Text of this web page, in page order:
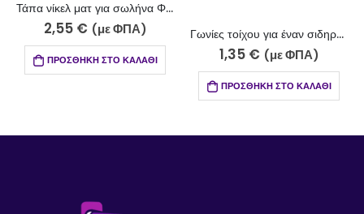
Τάπα νίκελ ματ για σωλήνα Φ20 Κ56-2010
2,55 € (με ΦΠΑ)
ΠΡΟΣΘΉΚΗ ΣΤΟ ΚΑΛΆΘΙ
Γωνίες τοίχου για έναν σιδηρόδρομο 055/1
1,35 € (με ΦΠΑ)
ΠΡΟΣΘΉΚΗ ΣΤΟ ΚΑΛΆΘΙ